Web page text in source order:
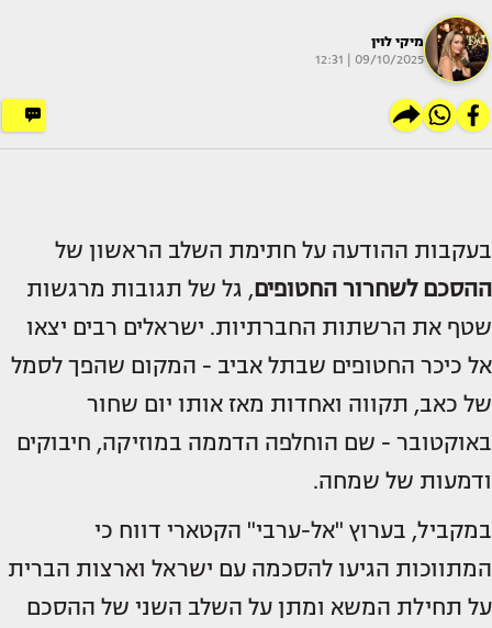
מיקי לוין
09/10/2025 | 12:31
בעקבות ההודעה על חתימת השלב הראשון של
ההסכם לשחרור החטופים, גל של תגובות מרגשות
שטף את הרשתות החברתיות. ישראלים רבים יצאו
אל כיכר החטופים שבתל אביב - המקום שהפך לסמל
של כאב, תקווה ואחדות מאז אותו יום שחור
באוקטובר - שם הוחלפה הדממה במוזיקה, חיבוקים
ודמעות של שמחה.
במקביל, בערוץ "אל-ערבי" הקטארי דווח כי
המתווכות הגיעו להסכמה עם ישראל וארצות הברית
על תחילת המשא ומתן על השלב השני של ההסכם